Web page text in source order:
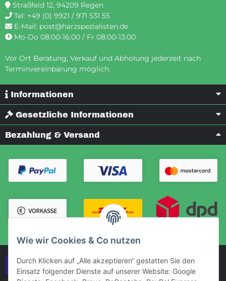
Wie wir Cookies & Co nutzen
Durch Klicken auf „Alle akzeptieren“ gestatten Sie den
Einsatz folgender Dienste auf unserer Website: Google
Straßfeld 12, 94209 Regen
Tel: +49 (0) 9921 / 971 531 55
E-Mail: post@harzspezialisten.de
Mo-Do 08:00-16:00 / Fr 08:00-13:00
Vor Ort Beratung, Verkauf und Abholung jederzeit nach
Terminvereinbarung möglich.
Informationen
Gesetzliche Informationen
Bezahlung & Versand
Vertrag widerrufen